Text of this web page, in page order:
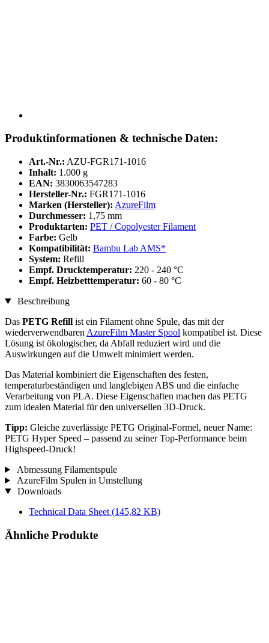
Produktinformationen & technische Daten:
Art.-Nr.: AZU-FGR171-1016
Inhalt: 1.000 g
EAN: 3830063547283
Hersteller-Nr.: FGR171-1016
Marken (Hersteller): AzureFilm
Durchmesser: 1,75 mm
Produktarten: PET / Copolyester Filament
Farbe: Gelb
Kompatibilität: Bambu Lab AMS*
System: Refill
Empf. Drucktemperatur: 220 - 240 °C
Empf. Heizbetttemperatur: 60 - 80 °C
Beschreibung
Das PETG Refill ist ein Filament ohne Spule, das mit der
wiederverwendbaren AzureFilm Master Spool kompatibel ist. Diese
Lösung ist ökologischer, da Abfall reduziert wird und die
Auswirkungen auf die Umwelt minimiert werden.
Das Material kombiniert die Eigenschaften des festen,
temperaturbeständigen und langlebigen ABS und die einfache
Verarbeitung von PLA. Diese Eigenschaften machen das PETG
zum idealen Material für den universellen 3D-Druck.
Tipp: Gleiche zuverlässige PETG Original-Formel, neuer Name:
PETG Hyper Speed – passend zu seiner Top-Performance beim
Highspeed-Druck!
Abmessung Filamentspule
AzureFilm Spulen in Umstellung
Downloads
Technical Data Sheet (145,82 KB)
Ähnliche Produkte